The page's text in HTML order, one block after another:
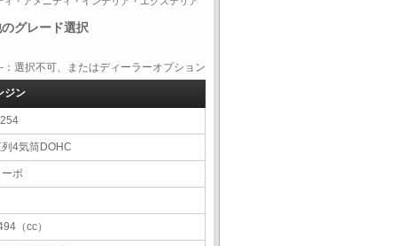
グレード選択
択不可、またはディーラーオプション
ジン
4気筒DOHC
ボ
（cc）